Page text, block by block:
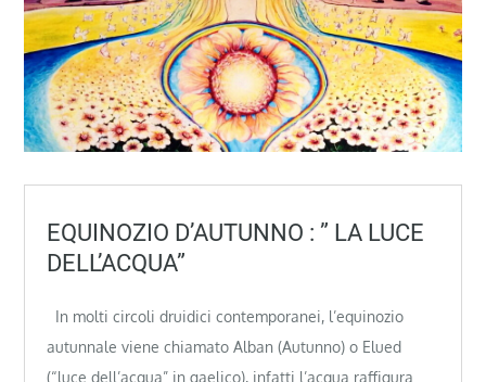
EQUINOZIO D’AUTUNNO : ” LA LUCE
DELL’ACQUA”
In molti circoli druidici contemporanei, l’equinozio
autunnale viene chiamato Alban (Autunno) o Elued
(“luce dell’acqua” in gaelico), infatti l’acqua raffigura